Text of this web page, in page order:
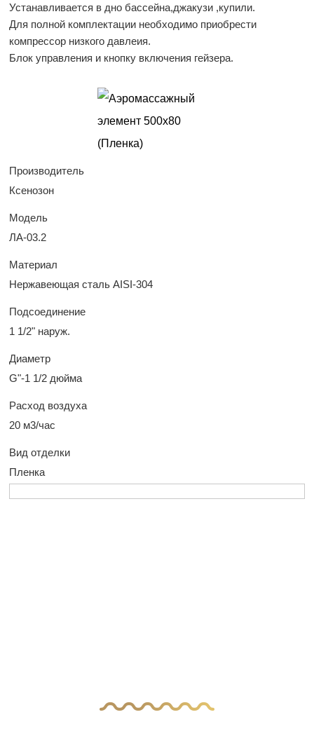
Устанавливается в дно бассейна,джакузи ,купили.
Для полной комплектации необходимо приобрести
компрессор низкого давлеия.
Блок управления и кнопку включения гейзера.
Производитель
Ксенозон
Модель
ЛА-03.2
Материал
Нержавеющая сталь AISI-304
Подсоединение
1 1/2" наруж.
Диаметр
G"-1 1/2 дюйма
Расход воздуха
20 м3/час
Вид отделки
Пленка